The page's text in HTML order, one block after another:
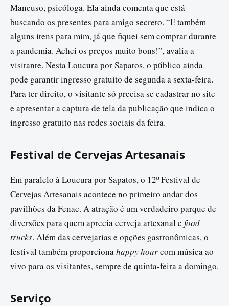
Mancuso, psicóloga. Ela ainda comenta que está
buscando os presentes para amigo secreto. “E também
alguns itens para mim, já que fiquei sem comprar durante
a pandemia. Achei os preços muito bons!”, avalia a
visitante. Nesta Loucura por Sapatos, o público ainda
pode garantir ingresso gratuito de segunda a sexta-feira.
Para ter direito, o visitante só precisa se cadastrar no site
e apresentar a captura de tela da publicação que indica o
ingresso gratuito nas redes sociais da feira.
Festival de Cervejas Artesanais
Em paralelo à Loucura por Sapatos, o 12º Festival de
Cervejas Artesanais acontece no primeiro andar dos
pavilhões da Fenac. A atração é um verdadeiro parque de
diversões para quem aprecia cerveja artesanal e food
trucks. Além das cervejarias e opções gastronômicas, o
festival também proporcionahappy hourcom música ao
vivo para os visitantes, sempre de quinta-feira a domingo.
Serviço